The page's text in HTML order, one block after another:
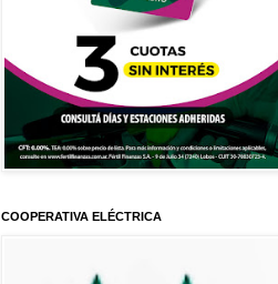
COOPERATIVA ELÉCTRICA